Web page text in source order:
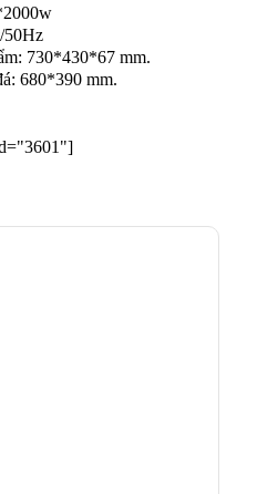
50Hz
730*430*67 mm.
680*390 mm.